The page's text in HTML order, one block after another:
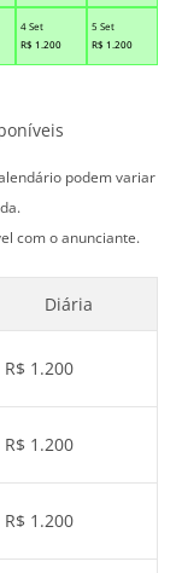
4 Set
R$ 1.200
5 Set
R$ 1.200
podem variar
com o anunciante.
Diária
R$ 1.200
R$ 1.200
R$ 1.200